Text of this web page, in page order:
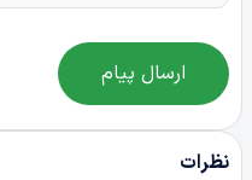
ارسال پیام
نظرات